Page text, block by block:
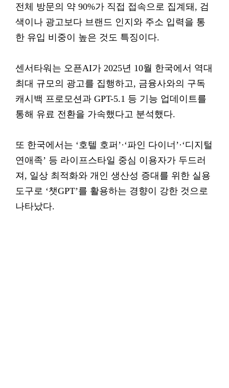
전체 방문의 약 90%가 직접 접속으로 집계돼, 검
색이나 광고보다 브랜드 인지와 주소 입력을 통
한 유입 비중이 높은 것도 특징이다.
센서타워는 오픈AI가 2025년 10월 한국에서 역대
최대 규모의 광고를 집행하고, 금융사와의 구독
캐시백 프로모션과 GPT-5.1 등 기능 업데이트를
통해 유료 전환을 가속했다고 분석했다.
또 한국에서는 ‘호텔 호퍼’·‘파인 다이너’·‘디지털
연애족’ 등 라이프스타일 중심 이용자가 두드러
져, 일상 최적화와 개인 생산성 증대를 위한 실용
도구로 ‘챗GPT’를 활용하는 경향이 강한 것으로
나타났다.